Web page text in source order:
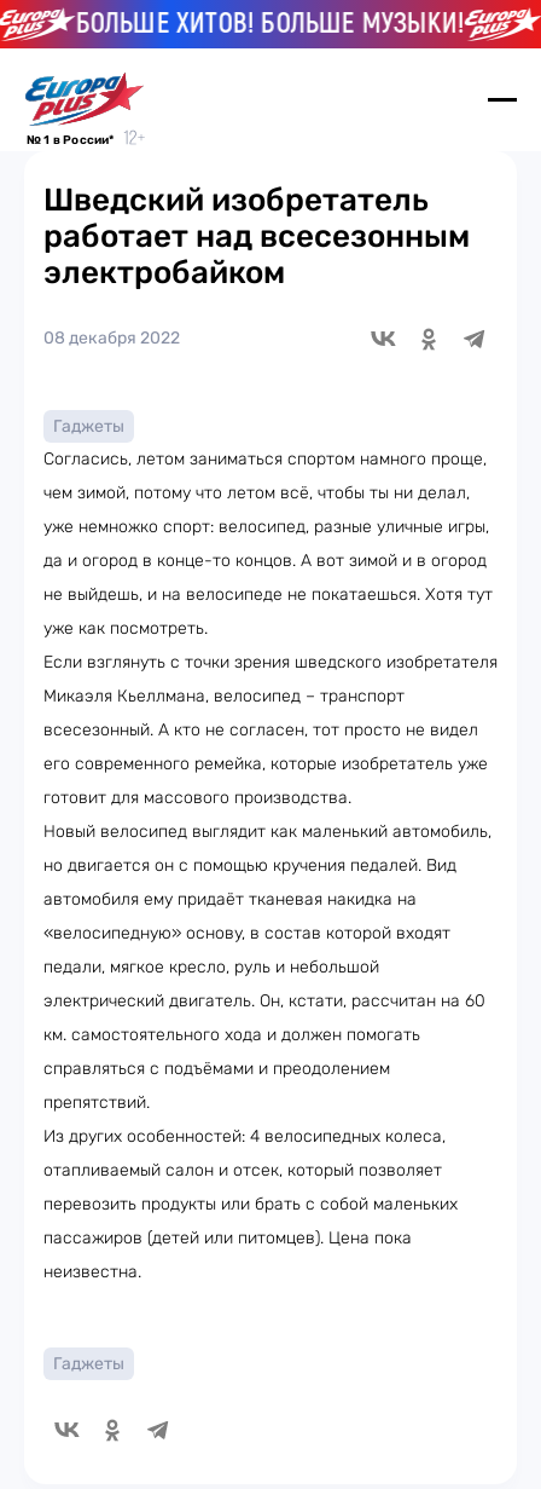
БОЛЬШЕ ХИТОВ! БОЛЬШЕ МУЗЫКИ!
№ 1 в России*
Шведский изобретатель
работает над всесезонным
электробайком
08 декабря 2022
Гаджеты
Согласись, летом заниматься спортом намного проще,
чем зимой, потому что летом всё, чтобы ты ни делал,
уже немножко спорт: велосипед, разные уличные игры,
да и огород в конце-то концов. А вот зимой и в огород
не выйдешь, и на велосипеде не покатаешься. Хотя тут
уже как посмотреть.
Если взглянуть с точки зрения шведского изобретателя
Микаэля Кьеллмана, велосипед – транспорт
всесезонный. А кто не согласен, тот просто не видел
его современного ремейка, которые изобретатель уже
готовит для массового производства.
Новый велосипед выглядит как маленький автомобиль,
но двигается он с помощью кручения педалей. Вид
автомобиля ему придаёт тканевая накидка на
«велосипедную» основу, в состав которой входят
педали, мягкое кресло, руль и небольшой
электрический двигатель. Он, кстати, рассчитан на 60
км. самостоятельного хода и должен помогать
справляться с подъёмами и преодолением
препятствий.
Из других особенностей: 4 велосипедных колеса,
отапливаемый салон и отсек, который позволяет
перевозить продукты или брать с собой маленьких
пассажиров (детей или питомцев). Цена пока
неизвестна.
Гаджеты